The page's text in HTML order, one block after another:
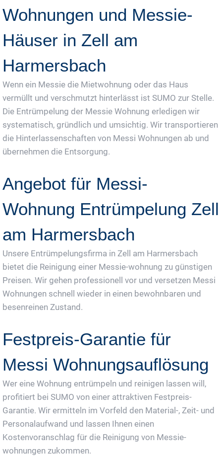
Wohnungen und Messie-
Häuser in Zell am
Harmersbach
Wenn ein Messie die Mietwohnung oder das Haus
vermüllt und verschmutzt hinterlässt ist SUMO zur Stelle.
Die Entrümpelung der Messie Wohnung erledigen wir
systematisch, gründlich und umsichtig. Wir transportieren
die Hinterlassenschaften von Messi Wohnungen ab und
übernehmen die Entsorgung.
Angebot für Messi-
Wohnung Entrümpelung Zell
am Harmersbach
Unsere Entrümpelungsfirma in Zell am Harmersbach
bietet die Reinigung einer Messie-wohnung zu günstigen
Preisen. Wir gehen professionell vor und versetzen Messi
Wohnungen schnell wieder in einen bewohnbaren und
besenreinen Zustand.
Festpreis-Garantie für
Messi Wohnungsauflösung
Wer eine Wohnung entrümpeln und reinigen lassen will,
profitiert bei SUMO von einer attraktiven Festpreis-
Garantie. Wir ermitteln im Vorfeld den Material-, Zeit- und
Personalaufwand und lassen Ihnen einen
Kostenvoranschlag für die Reinigung von Messie-
wohnungen zukommen.